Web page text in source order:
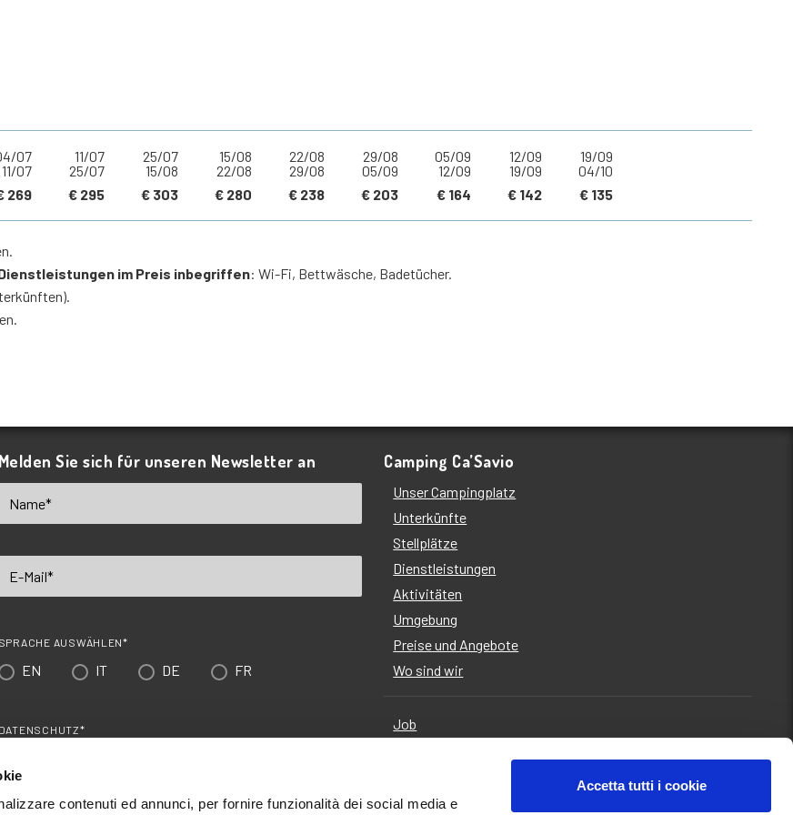
contenuti ed annunci, per fornire funzionalità dei social media e
Accetta tutti i cookie
07
11/07
269
11/07
25/07
€ 295
25/07
15/08
€ 303
15/08
22/08
€ 280
22/08
29/08
€ 238
29/08
05/09
€ 203
05/09
12/09
€ 164
12/09
19/09
€ 142
19/09
04/10
€ 135
im Preis inbegriffen: Wi-Fi, Bettwäsche, Badetücher.
Melden Sie sich für unseren Newsletter an
SPRACHE AUSWÄHLEN*
EN IT DE FR
DATENSCHUTZ*
der Anmeldung überprüfen Sie bitte Ihre E-Mails
Camping Ca’Savio
Unser Campingplatz
Unterkünfte
Stellplätze
Dienstleistungen
Aktivitäten
Umgebung
Preise und Angebote
Wo sind wir
Job
Policy for Gender Equality